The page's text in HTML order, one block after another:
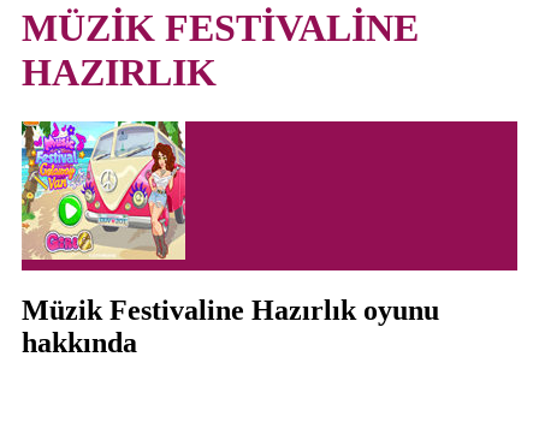
MÜZİK FESTİVALİNE
HAZIRLIK
Müzik Festivaline Hazırlık oyunu
hakkında